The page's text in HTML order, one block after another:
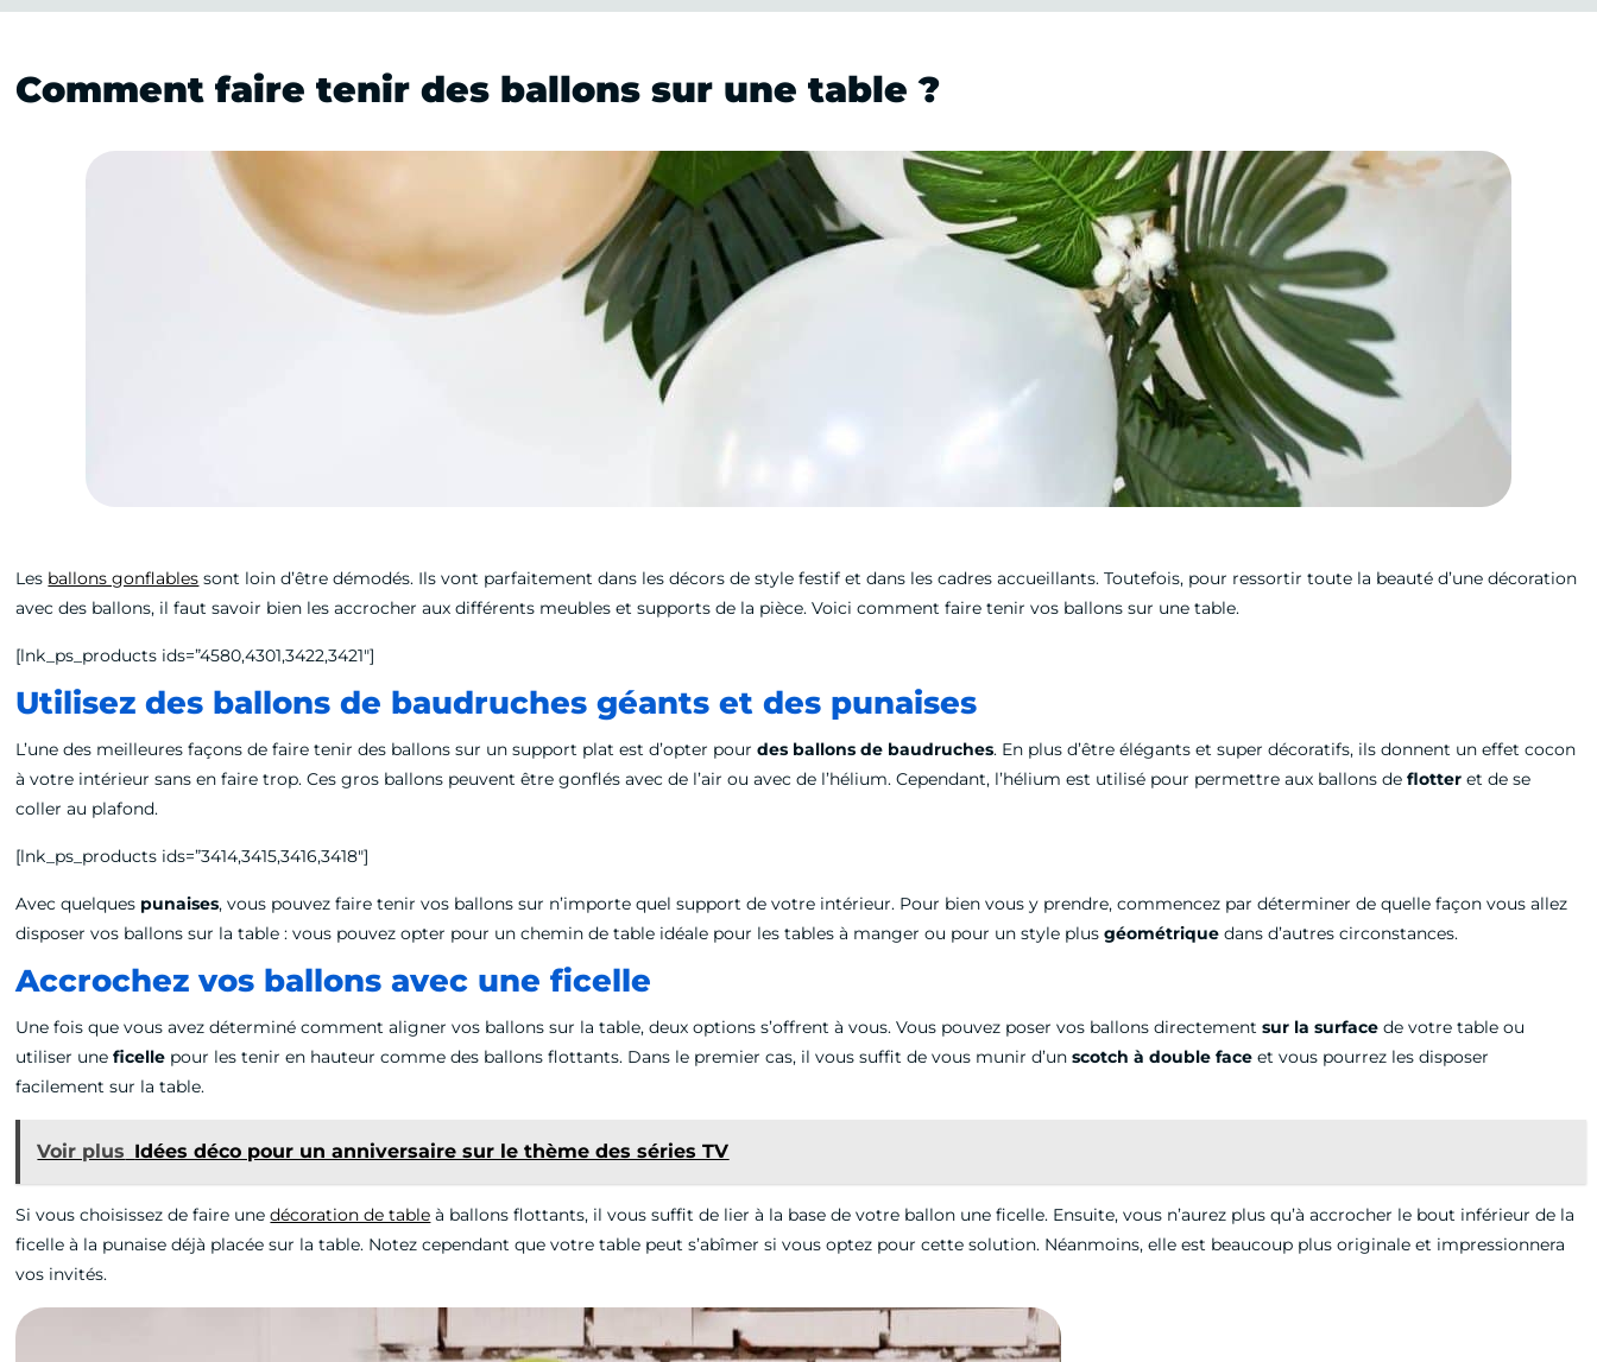
Comment faire tenir des ballons sur une table ?
Les ballons gonflables sont loin d’être démodés. Ils vont parfaitement dans les décors de style festif et dans les cadres accueillants. Toutefois, pour ressortir toute la beauté d’une décoration
avec des ballons, il faut savoir bien les accrocher aux différents meubles et supports de la pièce. Voici comment faire tenir vos ballons sur une table.
[lnk_ps_products ids=”4580,4301,3422,3421″]
Utilisez des ballons de baudruches géants et des punaises
L’une des meilleures façons de faire tenir des ballons sur un support plat est d’opter pourdes ballons de baudruches. En plus d’être élégants et super décoratifs, ils donnent un effet cocon
à votre intérieur sans en faire trop. Ces gros ballons peuvent être gonflés avec de l’air ou avec de l’hélium. Cependant, l’hélium est utilisé pour permettre aux ballons deflotter et de se
coller au plafond.
[lnk_ps_products ids=”3414,3415,3416,3418″]
Avec quelques punaises, vous pouvez faire tenir vos ballons sur n’importe quel support de votre intérieur. Pour bien vous y prendre, commencez par déterminer de quelle façon vous allez
disposer vos ballons sur la table : vous pouvez opter pour un chemin de table idéale pour les tables à manger ou pour un style plusgéométrique dans d’autres circonstances.
Accrochez vos ballons avec une ficelle
Une fois que vous avez déterminé comment aligner vos ballons sur la table, deux options s’offrent à vous. Vous pouvez poser vos ballons directementsur la surface de votre table ou
utiliser uneficelle pour les tenir en hauteur comme des ballons flottants. Dans le premier cas, il vous suffit de vous munir d’unscotch à double face et vous pourrez les disposer
facilement sur la table.
Voir plus Idées déco pour un anniversaire sur le thème des séries TV
Si vous choisissez de faire unedécoration de table à ballons flottants, il vous suffit de lier à la base de votre ballon une ficelle. Ensuite, vous n’aurez plus qu’à accrocher le bout inférieur de la
ficelle à la punaise déjà placée sur la table. Notez cependant que votre table peut s’abîmer si vous optez pour cette solution. Néanmoins, elle est beaucoup plus originale et impressionnera
vos invités.